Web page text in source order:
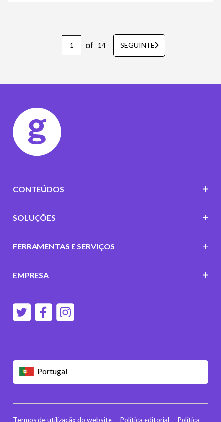
of 14 SEGUINTE
Portugal
CONTEÚDOS
SOLUÇÕES
FERRAMENTAS E SERVIÇOS
EMPRESA
Termos de utilização do website Política editorial Política